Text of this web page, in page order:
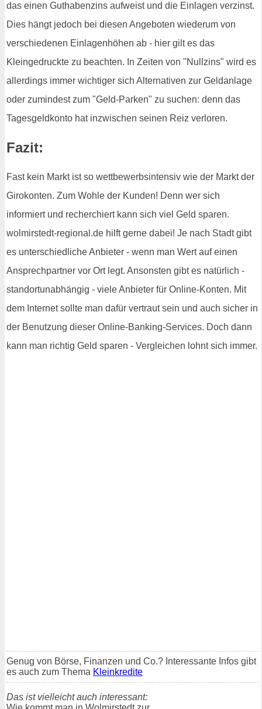
das einen Guthabenzins aufweist und die Einlagen verzinst.
Dies hängt jedoch bei diesen Angeboten wiederum von
verschiedenen Einlagenhöhen ab - hier gilt es das
Kleingedruckte zu beachten. In Zeiten von "Nullzins" wird es
allerdings immer wichtiger sich Alternativen zur Geldanlage
oder zumindest zum "Geld-Parken" zu suchen: denn das
Tagesgeldkonto hat inzwischen seinen Reiz verloren.
Fazit:
Fast kein Markt ist so wettbewerbsintensiv wie der Markt der
Girokonten. Zum Wohle der Kunden! Denn wer sich
informiert und recherchiert kann sich viel Geld sparen.
wolmirstedt-regional.de hilft gerne dabei! Je nach Stadt gibt
es unterschiedliche Anbieter - wenn man Wert auf einen
Ansprechpartner vor Ort legt. Ansonsten gibt es natürlich -
standortunabhängig - viele Anbieter für Online-Konten. Mit
dem Internet sollte man dafür vertraut sein und auch sicher in
der Benutzung dieser Online-Banking-Services. Doch dann
kann man richtig Geld sparen - Vergleichen lohnt sich immer.
Genug von Börse, Finanzen und Co.? Interessante Infos gibt
es auch zum Thema Kleinkredite
Das ist vielleicht auch interessant: